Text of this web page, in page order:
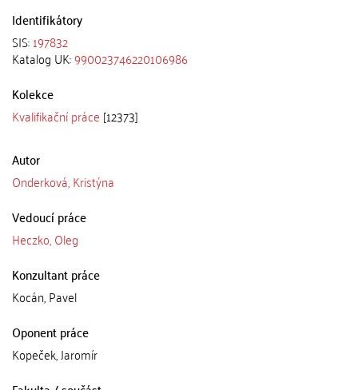
Identifikátory
SIS:197832
Katalog UK:990023746220106986
Kolekce
Kvalifikační práce [12373]
Autor
Onderková, Kristýna
Vedoucí práce
Heczko, Oleg
Konzultant práce
Kocán, Pavel
Oponent práce
Kopeček, Jaromír